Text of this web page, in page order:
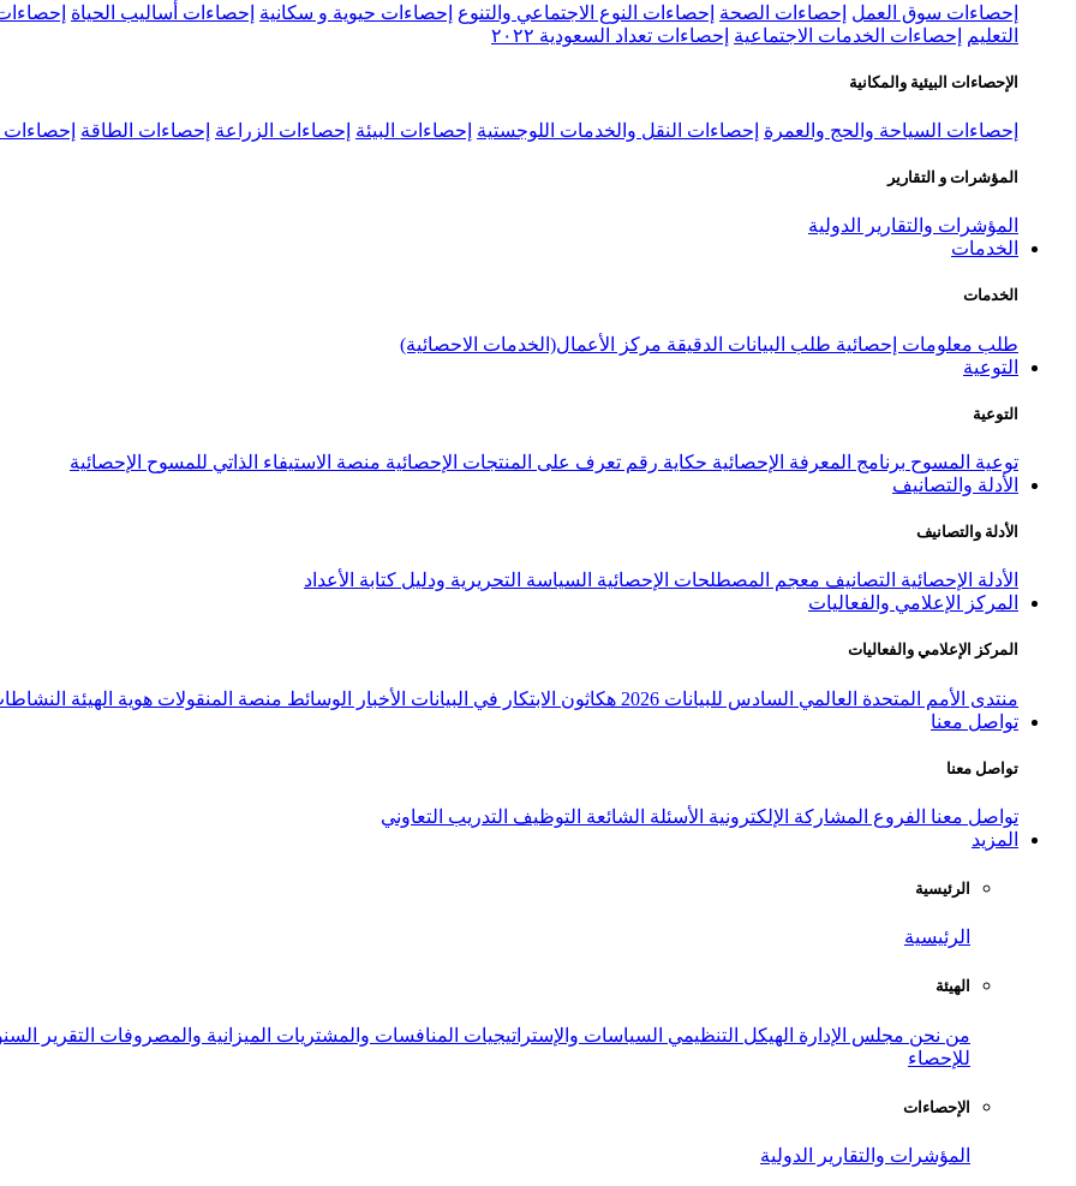
إحصاءات سوق العمل إحصاءات الصحة إحصاءات النوع الاجتماعي والتنوع إحصاءات حيوية و سكانية إحصاءات أساليب الحياة
التعليم
إحصاءات الخدمات الاجتماعية إحصاءات تعداد السعودية ٢٠٢٢
الإحصاءات البيئية والمكانية
إحصاءات السياحة والحج والعمرة إحصاءات النقل والخدمات اللوجستية إحصاءات البيئة إحصاءات الزراعة إحصاءات الطاقة إحصاءات
المؤشرات و التقارير
المؤشرات والتقارير الدولية
الخدمات
الخدمات
طلب معلومات إحصائية طلب البيانات الدقيقة مركز الأعمال(الخدمات الاحصائية)
التوعية
التوعية
توعية المسوح برنامج المعرفة الإحصائية حكاية رقم تعرف على المنتجات الإحصائية منصة الاستيفاء الذاتي للمسوح الإحصائية
الأدلة والتصانيف
الأدلة والتصانيف
الأدلة الإحصائية التصانيف معجم المصطلحات الإحصائية السياسة التحريرية ودليل كتابة الأعداد
المركز الإعلامي والفعاليات
المركز الإعلامي والفعاليات
منتدى الأمم المتحدة العالمي السادس للبيانات 2026 هكاثون الابتكار في البيانات الأخبار الوسائط منصة المنقولات هوية الهيئة
تواصل معنا
تواصل معنا
تواصل معنا الفروع المشاركة الإلكترونية الأسئلة الشائعة التوظيف التدريب التعاوني
المزيد
الرئيسية
الرئيسية
الهيئة
من نحن مجلس الإدارة الهيكل التنظيمي السياسات والإستراتيجيات المنافسات والمشتريات الميزانية والمصروفات التقرير
للإحصاء
الإحصاءات
المؤشرات والتقارير الدولية